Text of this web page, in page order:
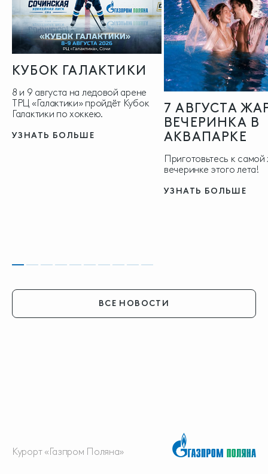
КУБОК ГАЛАКТИКИ
8 и 9 августа на ледовой арене
ТРЦ «Галактики» пройдёт Кубок
Галактики по хоккею.
УЗНАТЬ БОЛЬШЕ
7 АВГУСТА
ВЕЧЕРИНКА В
АКВАПАРКЕ
Приготовьтесь к
вечеринке этого лета!
УЗНАТЬ БОЛЬШЕ
ВСЕ НОВОСТИ
Курорт «Газпром Поляна»